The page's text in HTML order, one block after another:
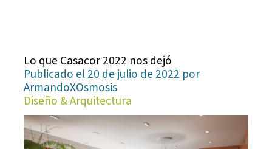
Lo que Casacor 2022 nos dejó
Publicado el 20 de julio de 2022 por
ArmandoXOsmosis
Diseño & Arquitectura